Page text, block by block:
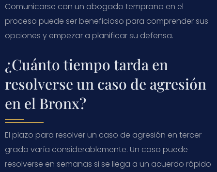
Comunicarse con un abogado temprano en el
proceso puede ser beneficioso para comprender sus
opciones y empezar a planificar su defensa.
¿Cuánto tiempo tarda en
resolverse un caso de agresión
en el Bronx?
El plazo para resolver un caso de agresión en tercer
grado varía considerablemente. Un caso puede
resolverse en semanas si se llega a un acuerdo rápido